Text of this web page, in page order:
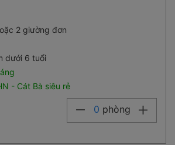
2 giường đơn
dưới 6 tuổi
- Cát Bà siêu rẻ
0 phòng